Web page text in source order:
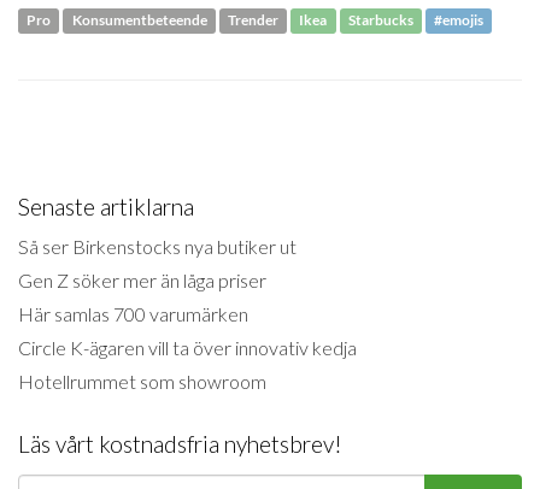
Pro Konsumentbeteende Trender Ikea Starbucks #emojis
Senaste artiklarna
Så ser Birkenstocks nya butiker ut
Gen Z söker mer än låga priser
Här samlas 700 varumärken
Circle K-ägaren vill ta över innovativ kedja
Hotellrummet som showroom
Läs vårt kostnadsfria nyhetsbrev!